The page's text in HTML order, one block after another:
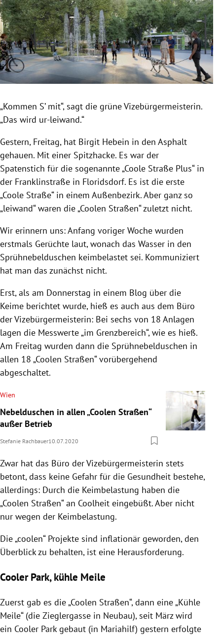
Untermenü
Untermenü
Untermenü
Untermenü
Untermenü
„Kommen S’ mit“, sagt die grüne Vizebürgermeisterin.
„Das wird ur-leiwand.“
Gestern, Freitag, hat Birgit Hebein in den Asphalt
gehauen. Mit einer Spitzhacke. Es war der
Spatenstich für die sogenannte „Coole Straße Plus“ in
der Franklinstraße in Floridsdorf. Es ist die erste
„Coole Straße“ in einem Außenbezirk. Aber ganz so
„leiwand“ waren die „Coolen Straßen“ zuletzt nicht.
Wir erinnern uns: Anfang voriger Woche wurden
erstmals Gerüchte laut, wonach das Wasser in den
Sprühnebelduschen keimbelastet sei. Kommuniziert
hat man das zunächst nicht.
Erst, als am Donnerstag in einem Blog über die
Keime berichtet wurde, hieß es auch aus dem Büro
der Vizebürgermeisterin: Bei sechs von 18 Anlagen
lagen die Messwerte „im Grenzbereich“, wie es hieß.
Am Freitag wurden dann die Sprühnebelduschen in
allen 18 „Coolen Straßen“ vorübergehend
abgeschaltet.
Wien
Nebelduschen in allen „Coolen Straßen“
außer Betrieb
Stefanie Rachbauer10.07.2020
Zwar hat das Büro der Vizebürgermeisterin stets
betont, dass keine Gefahr für die Gesundheit bestehe,
allerdings: Durch die Keimbelastung haben die
„Coolen Straßen“ an Coolheit eingebüßt. Aber nicht
nur wegen der Keimbelastung.
Die „coolen“ Projekte sind inflationär geworden, den
Überblick zu behalten, ist eine Herausforderung.
Cooler Park, kühle Meile
Zuerst gab es die „Coolen Straßen“, dann eine „Kühle
Meile“ (die Zieglergasse in Neubau), seit März wird
ein Cooler Park gebaut (in Mariahilf) gestern erfolgte